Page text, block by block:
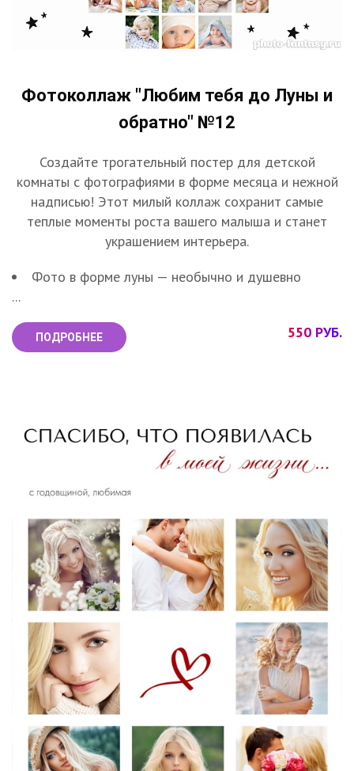
Фотоколлаж "Любим тебя до Луны и
обратно" №12
Создайте трогательный постер для детской
комнаты с фотографиями в форме месяца и нежной
надписью! Этот милый коллаж сохранит самые
теплые моменты роста вашего малыша и станет
украшением интерьера.
Фото в форме луны — необычно и душевно
...
ПОДРОБНЕЕ 550 РУБ.